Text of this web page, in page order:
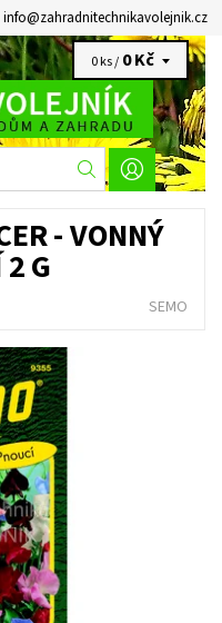
info@zahradnitechnikavolejnik.cz
0 ks / 0 Kč
- VONNÝ
G
SEMO